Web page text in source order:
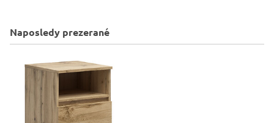
Naposledy prezerané